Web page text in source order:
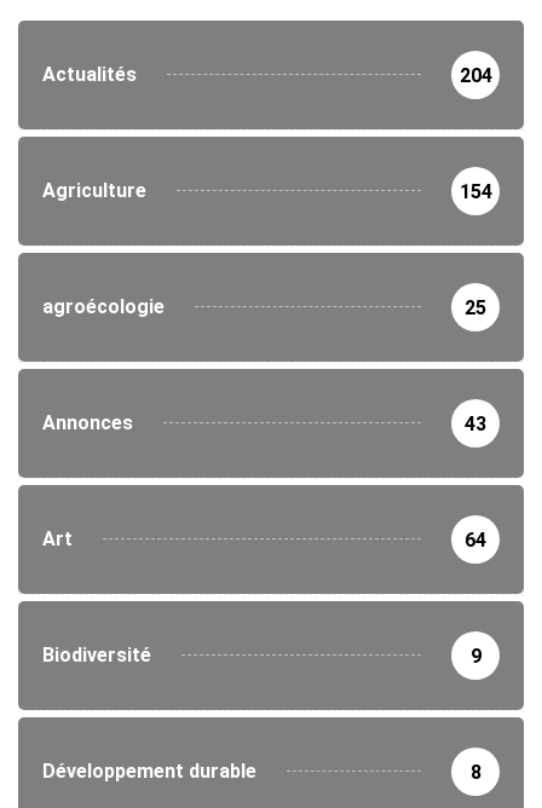
Actualités 204
Agriculture 154
agroécologie 25
Annonces 43
Art 64
Biodiversité 9
Développement durable 8